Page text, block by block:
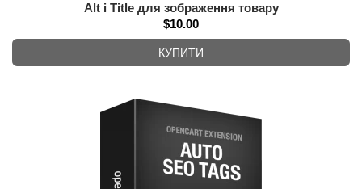
Alt і Title для зображення товару
$10.00
КУПИТИ